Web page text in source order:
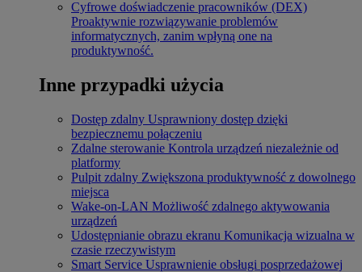
Cyfrowe doświadczenie pracowników (DEX)
Proaktywnie rozwiązywanie problemów
informatycznych, zanim wpłyną one na
produktywność.
Inne przypadki użycia
Dostęp zdalny Usprawniony dostęp dzięki
bezpiecznemu połączeniu
Zdalne sterowanie Kontrola urządzeń niezależnie od
platformy
Pulpit zdalny Zwiększona produktywność z dowolnego
miejsca
Wake-on-LAN Możliwość zdalnego aktywowania
urządzeń
Udostępnianie obrazu ekranu Komunikacja wizualna w
czasie rzeczywistym
Smart Service Usprawnienie obsługi posprzedażowej